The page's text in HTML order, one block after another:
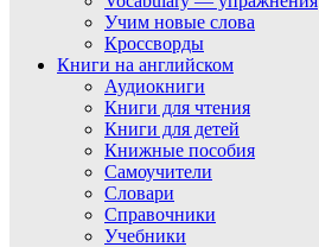
Учим новые слова
Кроссворды
Книги на английском
Аудиокниги
Книги для чтения
Книги для детей
Книжные пособия
Самоучители
Словари
Справочники
Учебники